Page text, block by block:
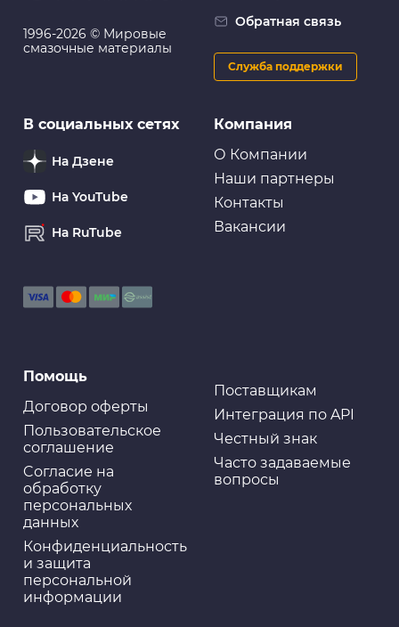
1996-2026 © Мировые
смазочные материалы
Компания
О Компании
Наши партнеры
Контакты
Вакансии
Помощь
Договор оферты
Пользовательское
соглашение
Cогласие на
обработку
персональных
данных
Конфиденциальность
и защита
персональной
информации
Поставщикам
Интеграция по API
Честный знак
Часто задаваемые
вопросы
Обратная связь
Служба поддержки
В социальных сетях
На Дзене
На YouTube
На RuTube